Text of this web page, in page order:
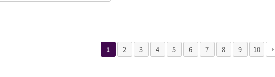
1 2 3 4 5 6 7 8 9 10